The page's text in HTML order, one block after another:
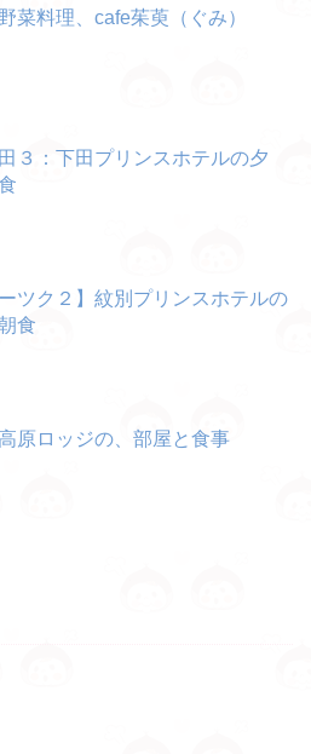
菜料理、cafe茱萸（ぐみ）
３：下田プリンスホテルの夕
ーツク２】紋別プリンスホテルの
食
原ロッジの、部屋と食事